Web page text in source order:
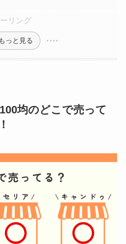
リング
もっと見る
均のどこで売って